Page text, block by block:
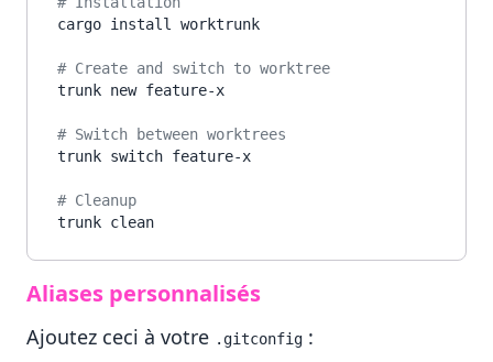
cargo install worktrunk
# Create and switch to worktree
trunk new feature-x
# Switch between worktrees
trunk switch feature-x
# Cleanup
Aliases personnalisés
Ajoutez ceci à votre .gitconfig :